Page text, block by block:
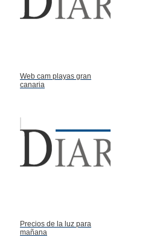
Web cam playas gran
canaria
Precios de la luz para
mañana